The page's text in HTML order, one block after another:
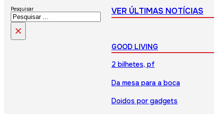
Pesquisar
×
VER ÚLTIMAS NOTÍCIAS
GOOD LIVING
2 bilhetes, pf
Da mesa para a boca
Doidos por gadgets